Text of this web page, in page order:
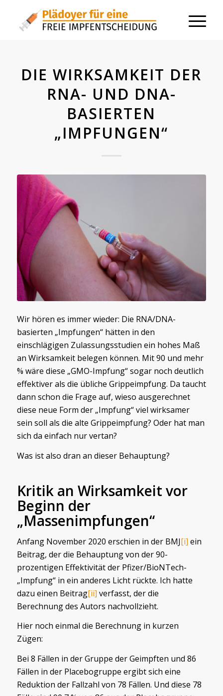
DIE WIRKSAMKEIT DER
RNA- UND DNA-
BASIERTEN
„IMPFUNGEN“
Wir hören es immer wieder: Die RNA/DNA-
basierten „Impfungen“ hätten in den
einschlägigen Zulassungsstudien ein hohes Maß
an Wirksamkeit belegen können. Mit 90 und mehr
% wäre diese „GMO-Impfung“ sogar noch deutlich
effektiver als die übliche Grippeimpfung. Da taucht
dann schon die Frage auf, wieso ausgerechnet
diese neue Form der „Impfung“ viel wirksamer
sein soll als die alte Grippeimpfung? Oder hat man
sich da einfach nur vertan?
Was ist also dran an dieser Behauptung?
Kritik an Wirksamkeit vor
Beginn der
„Massenimpfungen“
Anfang November 2020 erschien in der BMJ[i] ein
Beitrag, der die Behauptung von der 90-
prozentigen Effektivität der Pfizer/BioNTech-
„Impfung“ in ein anderes Licht rückte. Ich hatte
dazu einen Beitrag[ii] verfasst, der die
Berechnung des Autors nachvollzieht.
Hier noch einmal die Berechnung in kurzen
Zügen:
Bei 8 Fällen in der Gruppe der Geimpften und 86
Fällen in der Placebogruppe ergibt sich eine
Reduktion der Fallzahl von 78 Fällen. Und diese 78